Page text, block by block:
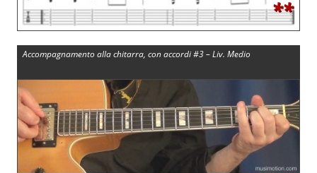
**
Accompagnamento alla chitarra, con accordi #3 – Liv. Medio